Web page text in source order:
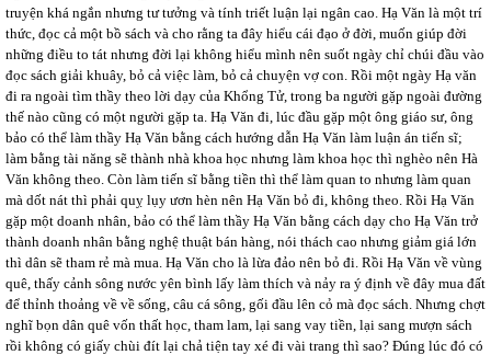
truyện khá ngắn nhưng tư tưởng và tính triết luận lại ngân cao. Hạ Văn là một trí
thức, đọc cả một bồ sách và cho rằng ta đây hiểu cái đạo ở đời, muốn giúp đời
những điều to tát nhưng đời lại không hiểu mình nên suốt ngày chỉ chúi đầu vào
đọc sách giải khuây, bỏ cả việc làm, bỏ cả chuyện vợ con. Rồi một ngày Hạ văn
đi ra ngoài tìm thầy theo lời dạy của Khổng Tử, trong ba người gặp ngoài đường
thế nào cũng có một người gặp ta. Hạ Văn đi, lúc đầu gặp một ông giáo sư, ông
bảo có thể làm thầy Hạ Văn bằng cách hướng dẫn Hạ Văn làm luận án tiến sĩ;
làm bằng tài năng sẽ thành nhà khoa học nhưng làm khoa học thì nghèo nên Hà
Văn không theo. Còn làm tiến sĩ bằng tiền thì thể làm quan to nhưng làm quan
mà dốt nát thì phải quỵ lụy ươn hèn nên Hạ Văn bỏ đi, không theo. Rồi Hạ Văn
gặp một doanh nhân, bảo có thể làm thầy Hạ Văn bằng cách dạy cho Hạ Văn trở
thành doanh nhân bằng nghệ thuật bán hàng, nói thách cao nhưng giảm giá lớn
thì dân sẽ tham rẻ mà mua. Hạ Văn cho là lừa đảo nên bỏ đi. Rồi Hạ Văn về vùng
quê, thấy cảnh sông nước yên bình lấy làm thích và nảy ra ý định về đây mua đất
để thỉnh thoảng về về sống, câu cá sông, gối đầu lên cỏ mà đọc sách. Nhưng chợt
nghĩ bọn dân quê vốn thất học, tham lam, lại sang vay tiền, lại sang mượn sách
rồi không có giấy chùi đít lại chả tiện tay xé đi vài trang thì sao? Đúng lúc đó có